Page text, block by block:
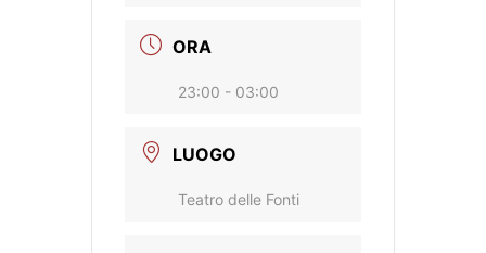
ORA
23:00 - 03:00
LUOGO
Teatro delle Fonti